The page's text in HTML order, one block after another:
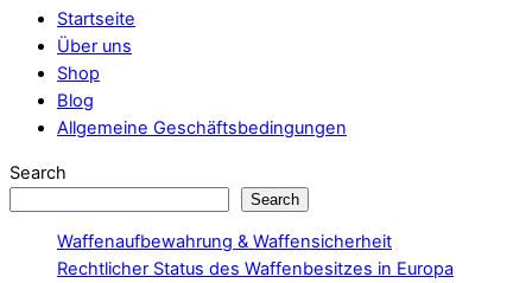
Startseite
Über uns
Shop
Blog
Allgemeine Geschäftsbedingungen
Search
Search
Waffenaufbewahrung & Waffensicherheit
Rechtlicher Status des Waffenbesitzes in Europa